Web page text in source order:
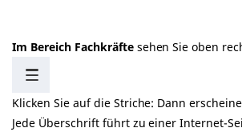
Im Bereich Fachkräftesehen Sie oben
Klicken Sie auf die Striche: Dann
Jede Überschrift führt zu einer Internet-